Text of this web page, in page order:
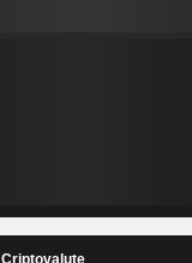
Criptovalute